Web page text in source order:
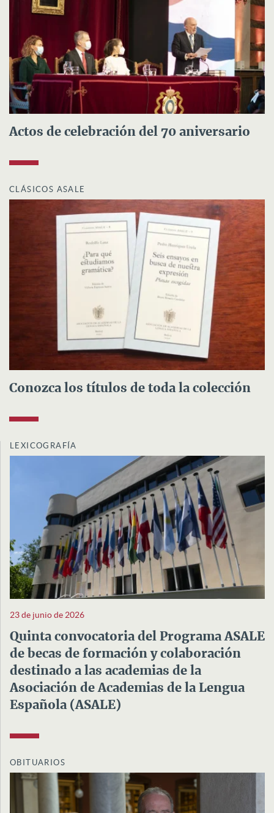
Actos de celebración del 70 aniversario
CLÁSICOS ASALE
Conozca los títulos de toda la colección
LEXICOGRAFÍA
23 de junio de 2026
Quinta convocatoria del Programa ASALE
de becas de formación y colaboración
destinado a las academias de la
Asociación de Academias de la Lengua
Española (ASALE)
OBITUARIOS